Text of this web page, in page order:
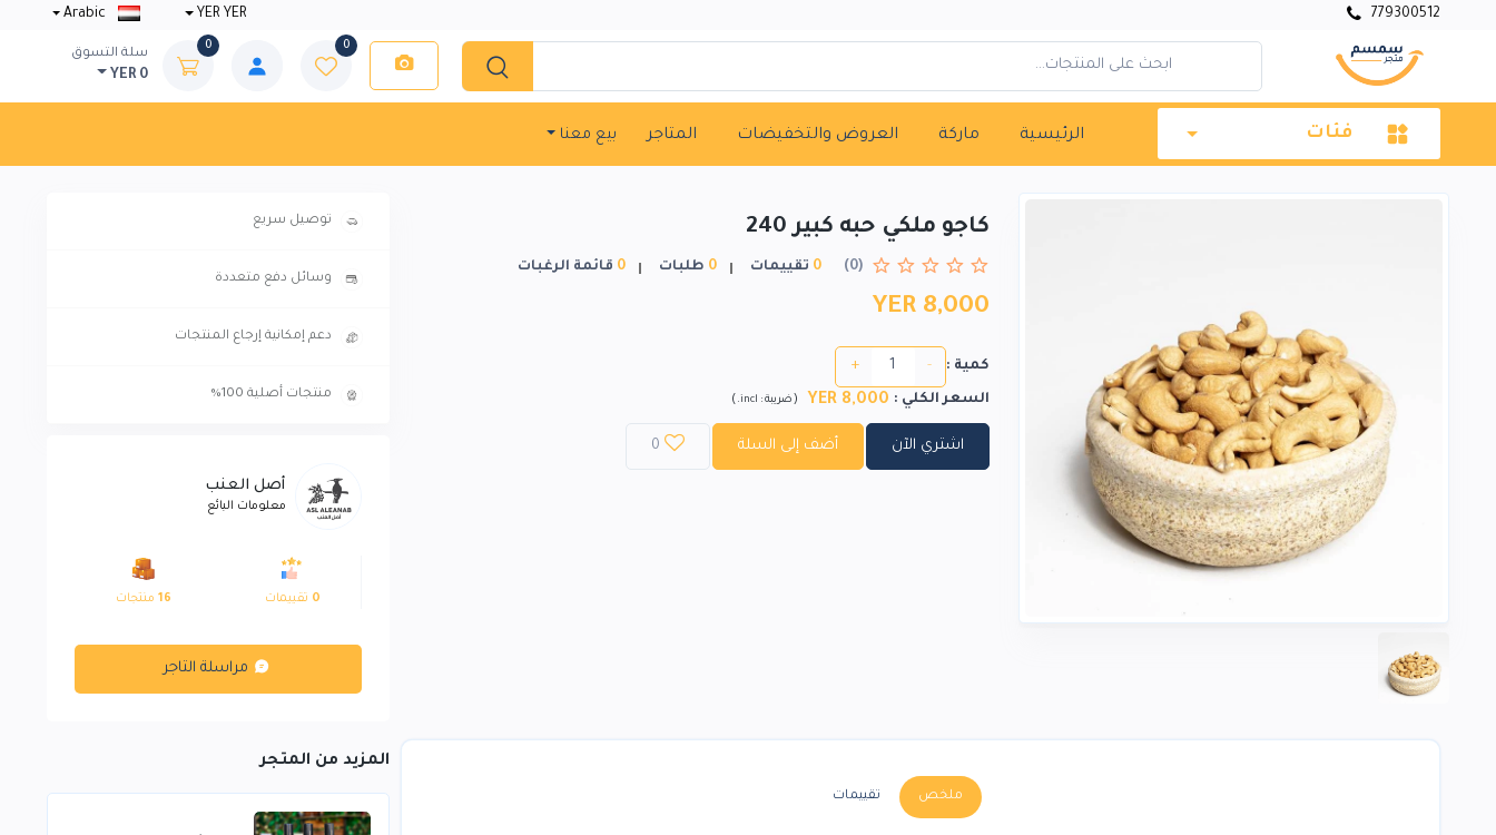
779300512
YER YER
0
0
سلة التسوق
YER 0
فئات الرئيسية ماركة العروض والتخفيضات المتاجر بيع معنا
كاجو ملكي حبه كبير 240
(0)
0 تقييمات 0 طلبات 0 قائمة الرغبات
YER 8,000
كمية : -
+
السعر الكلي :
YER 8,000
(ضريبة : incl.
)
اشتري الآن أضف إلى السلة 0
ملخص تقييمات
توصيل سريع
وسائل دفع متعددة
دعم إمكانية إرجاع المنتجات
منتجات أصلية 100%
أصل العنب
معلومات البائع
0 تقييمات 16 منتجات
مراسلة التاجر
المزيد من المتجر